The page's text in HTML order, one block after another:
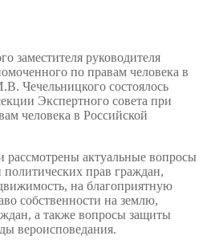
заместителя руководителя
по правам человека в
Чечельницкого состоялось
Экспертного совета при
человека в Российской
рассмотрены актуальные вопросы
прав граждан,
на благоприятную
собственности на землю,
а также вопросы защиты
вероисповедания.